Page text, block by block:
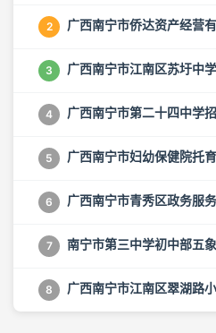
2 广西南宁市侨达资产经营
3 广西南宁市江南区苏圩中
4 广西南宁市第二十四中学
5 广西南宁市妇幼保健院托
6 广西南宁市青秀区政务服
7 南宁市第三中学初中部五
8 广西南宁市江南区翠湖路